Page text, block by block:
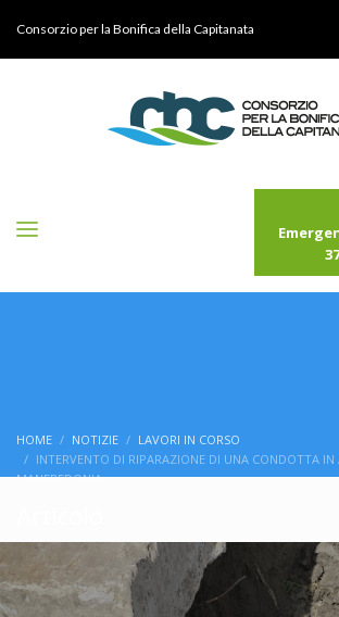
Consorzio per la Bonifica della Capitanata
HOME NOTIZIE
LAVORI IN CORSO
INTERVENTO DI RIPARAZIONE DI UNA CONDOTTA IN
MANFREDONIA